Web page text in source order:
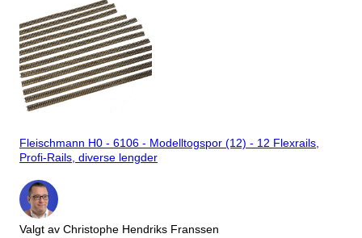
Fleischmann H0 - 6106 - Modelltogspor (12) - 12 Flexrails,
Profi-Rails, diverse lengder
Valgt av Christophe Hendriks Franssen